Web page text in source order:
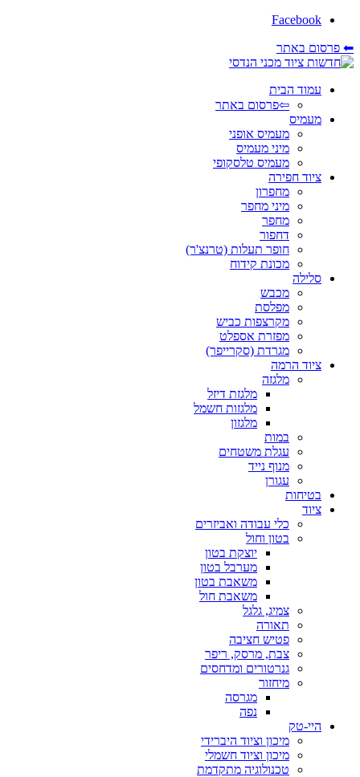
Facebook
⬅ פרסום באתר
עמוד הבית
⇦פרסום באתר
מעמיס
מעמיס אופני
מיני מעמיס
מעמיס טלסקופי
ציוד חפירה
מחפרון
מיני מחפר
מחפר
דחפור
חופר תעלות (טרנצ'ר)
מכונת קידוח
סלילה
מכבש
מפלסת
מקרצפות כביש
מפזרת אספלט
מגרדת (סקרייפר)
ציוד הרמה
מלגזה
מלגזת דיזל
מלגזות חשמל
מלגזון
במות
עגלת משטחים
מנוף נייד
עגורן
בטיחות
ציוד
כלי עבודה ואביזרים
בטון וחול
יוצקת בטון
מערבל בטון
משאבת בטון
משאבת חול
צמיג, גלגל
תאורה
פטיש חציבה
צבת, מרסק, ריפר
גנרטורים ומדחסים
מיחזור
מגרסה
נפה
היי-טק
מיכון וציוד היברידי
מיכון וציוד חשמלי
טכנולוגיה מתקדמת